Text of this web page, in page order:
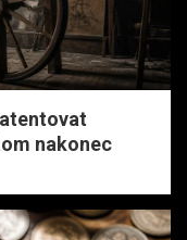
nakonec